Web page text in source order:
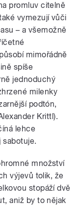
promluv citelně
vymezují vůči
– a všemožně
mimořádně
spíše
jednoduchý
milenky
podtón,
Krittl).
lehce
sabotuje.
množství
výjevů tolik, že
stopáží dvě
aniž by to nějak